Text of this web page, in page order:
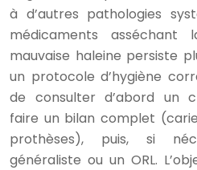
à d’autres pathologies
médicaments asséchant
mauvaise haleine persiste
un protocole d’hygiène
de consulter d’abord un
faire un bilan complet
prothèses), puis, si
généraliste ou un ORL.